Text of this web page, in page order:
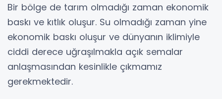
Bir bölge de tarım olmadığı zaman ekonomik
baskı ve kıtlık oluşur. Su olmadığı zaman yine
ekonomik baskı oluşur ve dünyanın iklimiyle
ciddi derece uğraşılmakla açık semalar
anlaşmasından kesinlikle çıkmamız
gerekmektedir.